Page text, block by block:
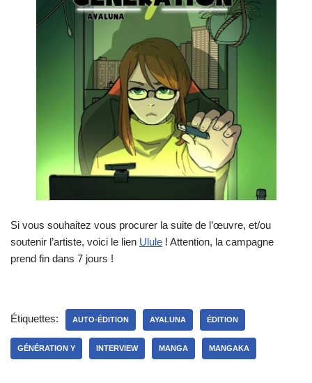
Si vous souhaitez vous procurer la suite de l’œuvre, et/ou
soutenir l’artiste, voici le lien Ulule ! Attention, la campagne
prend fin dans 7 jours !
Étiquettes: AUTO-ÉDITION AYALUNA ÉDITION
GÉNÉRATION Y INTERVIEW MANGA MANGAKA